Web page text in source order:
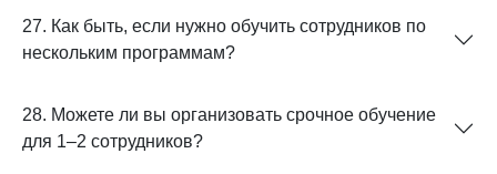
27. Как быть, если нужно обучить сотрудников по
нескольким программам?
28. Можете ли вы организовать срочное обучение
для 1–2 сотрудников?